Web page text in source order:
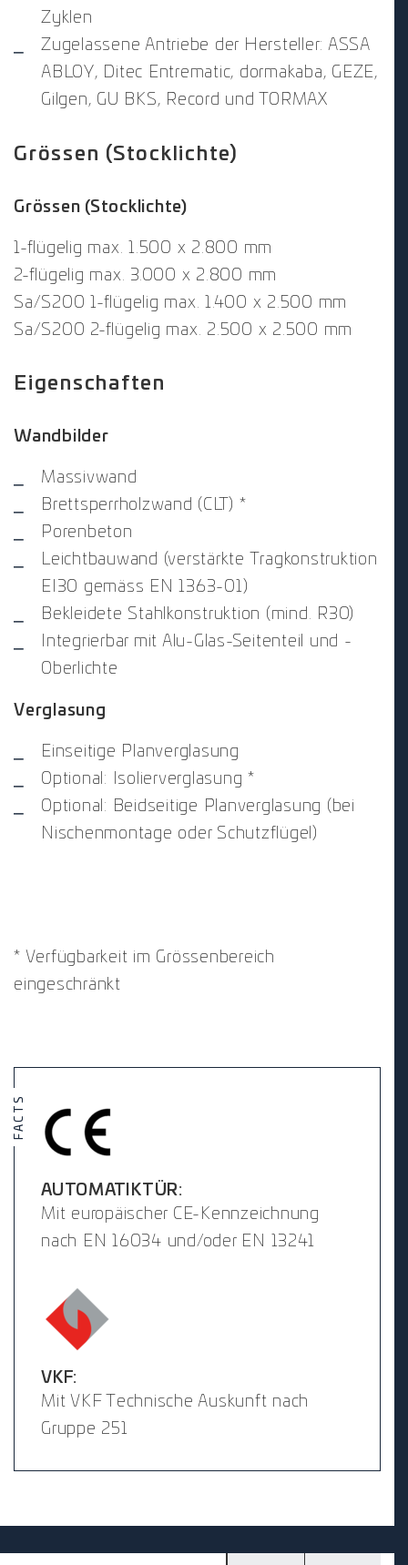
Zyklen
Zugelassene Antriebe der Hersteller: ASSA
ABLOY, Ditec Entrematic, dormakaba, GEZE,
Gilgen, GU BKS, Record und TORMAX
Grössen (Stocklichte)
Grössen (Stocklichte)
1-flügelig max. 1.500 x 2.800 mm
2-flügelig max. 3.000 x 2.800 mm
Sa/S200 1-flügelig max. 1.400 x 2.500 mm
Sa/S200 2-flügelig max. 2.500 x 2.500 mm
Eigenschaften
Wandbilder
Massivwand
Brettsperrholzwand (CLT) *
Porenbeton
Leichtbauwand (verstärkte Tragkonstruktion
EI30 gemäss EN 1363-01)
Bekleidete Stahlkonstruktion (mind. R30)
Integrierbar mit Alu-Glas-Seitenteil und -
Oberlichte
Verglasung
Einseitige Planverglasung
Optional: Isolierverglasung *
Optional: Beidseitige Planverglasung (bei
Nischenmontage oder Schutzflügel)
* Verfügbarkeit im Grössenbereich
eingeschränkt
FACTS
AUTOMATIKTÜR:
Mit europäischer CE-Kennzeichnung
nach EN 16034 und/oder EN 13241
VKF:
Mit VKF Technische Auskunft nach
Gruppe 251